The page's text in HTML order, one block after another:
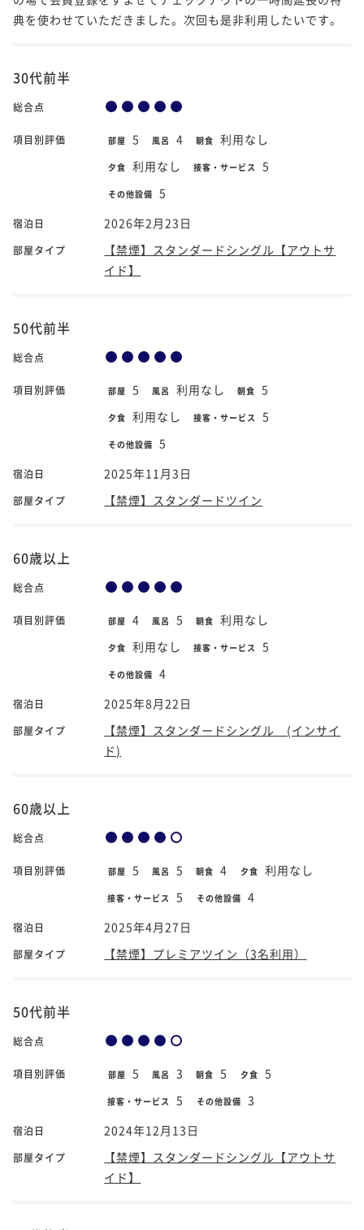
典を使わせていただきました。次回も是非利用したいです。
30代前半
総合点
項目別評価 部屋 5 風呂 4 朝食 利用なし
夕食 利用なし 接客・サービス 5
その他設備 5
宿泊日 2026年2月23日
部屋タイプ
【禁煙】スタンダードシングル【アウトサ
イド】
50代前半
総合点
項目別評価 部屋 5 風呂 利用なし 朝食 5
夕食 利用なし 接客・サービス 5
その他設備 5
宿泊日 2025年11月3日
部屋タイプ 【禁煙】スタンダードツイン
60歳以上
総合点
項目別評価 部屋 4 風呂 5 朝食 利用なし
夕食 利用なし 接客・サービス 5
その他設備 4
宿泊日 2025年8月22日
部屋タイプ
【禁煙】スタンダードシングル (インサイ
ド)
60歳以上
総合点
項目別評価 部屋 5 風呂 5 朝食 4 夕食 利用なし
接客・サービス 5 その他設備 4
宿泊日 2025年4月27日
部屋タイプ 【禁煙】プレミアツイン（3名利用）
50代前半
総合点
項目別評価 部屋 5 風呂 3 朝食 5 夕食 5
接客・サービス 5 その他設備 3
宿泊日 2024年12月13日
部屋タイプ
【禁煙】スタンダードシングル【アウトサ
イド】